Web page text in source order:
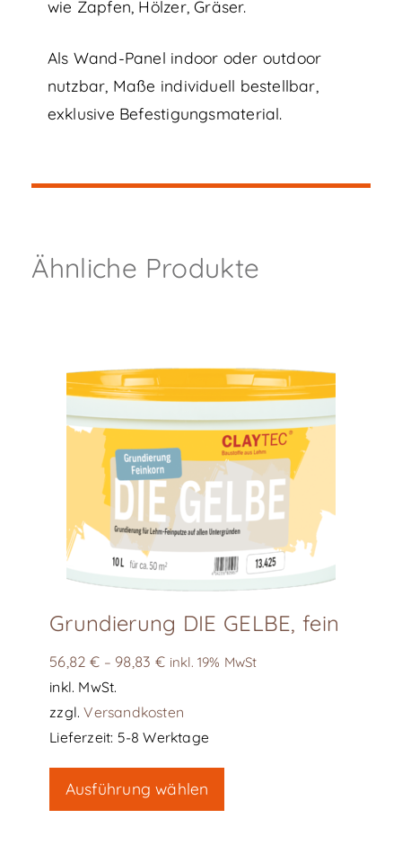
wie Zapfen, Hölzer, Gräser.
Als Wand-Panel indoor oder outdoor
nutzbar, Maße individuell bestellbar,
exklusive Befestigungsmaterial.
Ähnliche Produkte
Grundierung DIE GELBE, fein
56,82€ – 98,83€ inkl. 19% MwSt
inkl. MwSt.
zzgl.Versandkosten
Lieferzeit: 5-8 Werktage
Ausführung wählen
weist